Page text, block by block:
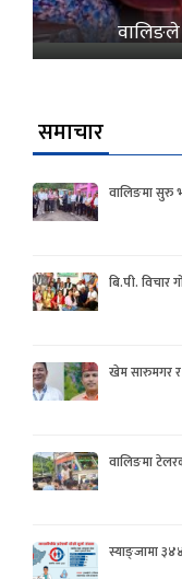
वालिङले
समाचार
वालिङमा सुरु
बि.पी. विचार
खेम सारुमगर र
वालिङमा
स्याङ्जामा